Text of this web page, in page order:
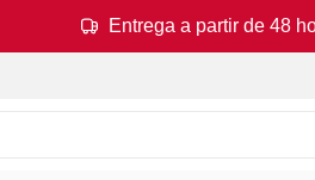
Entrega a partir de 48